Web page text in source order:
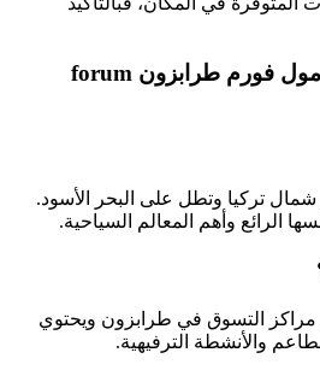
الأسئلة المتكررة حول مول فورم طرابزون forum
تركيا وتطل على البحر الأسود.
الرائع وأهم المعالم السياحية.
مراكز التسوق في طرابزون ويحتوي
والأنشطة الترفيهية.